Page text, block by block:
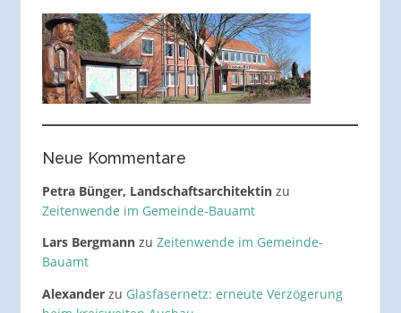
Neue Kommentare
Petra Bünger, Landschaftsarchitektinzu
Zeitenwende im Gemeinde-Bauamt
Lars Bergmannzu Zeitenwende im Gemeinde-
Bauamt
Alexanderzu Glasfasernetz: erneute Verzögerung